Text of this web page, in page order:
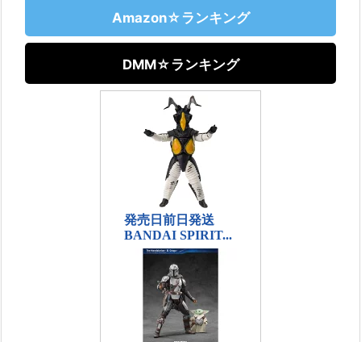
Amazon☆ランキング
DMM☆ランキング